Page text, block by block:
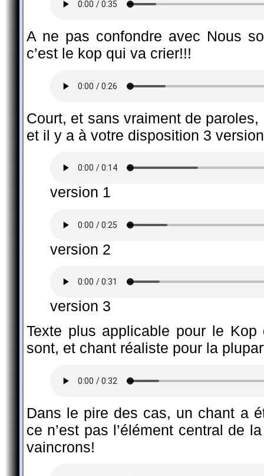
A ne pas confondre avec Nous
c’est le kop qui va crier!!!
Court, et sans vraiment de
et il y a à votre disposition 3
version 1
version 2
version 3
Texte plus applicable pour le
sont, et chant réaliste pour la
Dans le pire des cas, un chant a
ce n’est pas l’élément central de
vaincrons!